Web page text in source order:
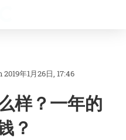
2019年1月26日, 17:46
样？一年的
？